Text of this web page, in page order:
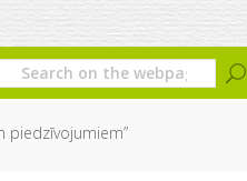
piedzīvojumiem”